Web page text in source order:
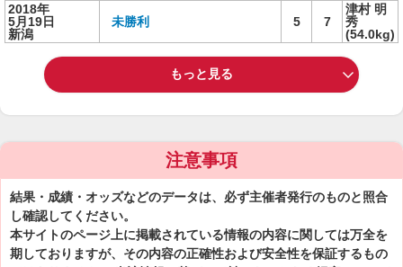
2018年
5月19日
新潟
未勝利 5 7
津村 明
秀
(54.0kg)
もっと見る
注意事項
結果・成績・オッズなどのデータは、必ず主催者発行のものと照合
し確認してください。
本サイトのページ上に掲載されている情報の内容に関しては万全を
期しておりますが、その内容の正確性および安全性を保証するもの